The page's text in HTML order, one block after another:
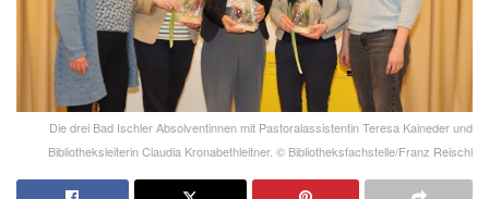
Die drei Bad Ischler Absolventinnen mit Pastoralassistentin Teresa Kaineder und
Bibliotheksleiterin Claudia Kronabethleitner. © Bibliotheksfachstelle/Franz Reischl